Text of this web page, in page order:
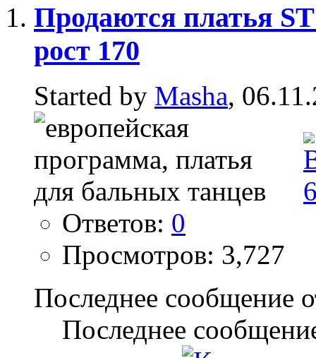
Продаются платья ST
рост 170
Started by Masha,
Ответов: 0
Просмотров: 3,727
Последнее сообщение
Последнее